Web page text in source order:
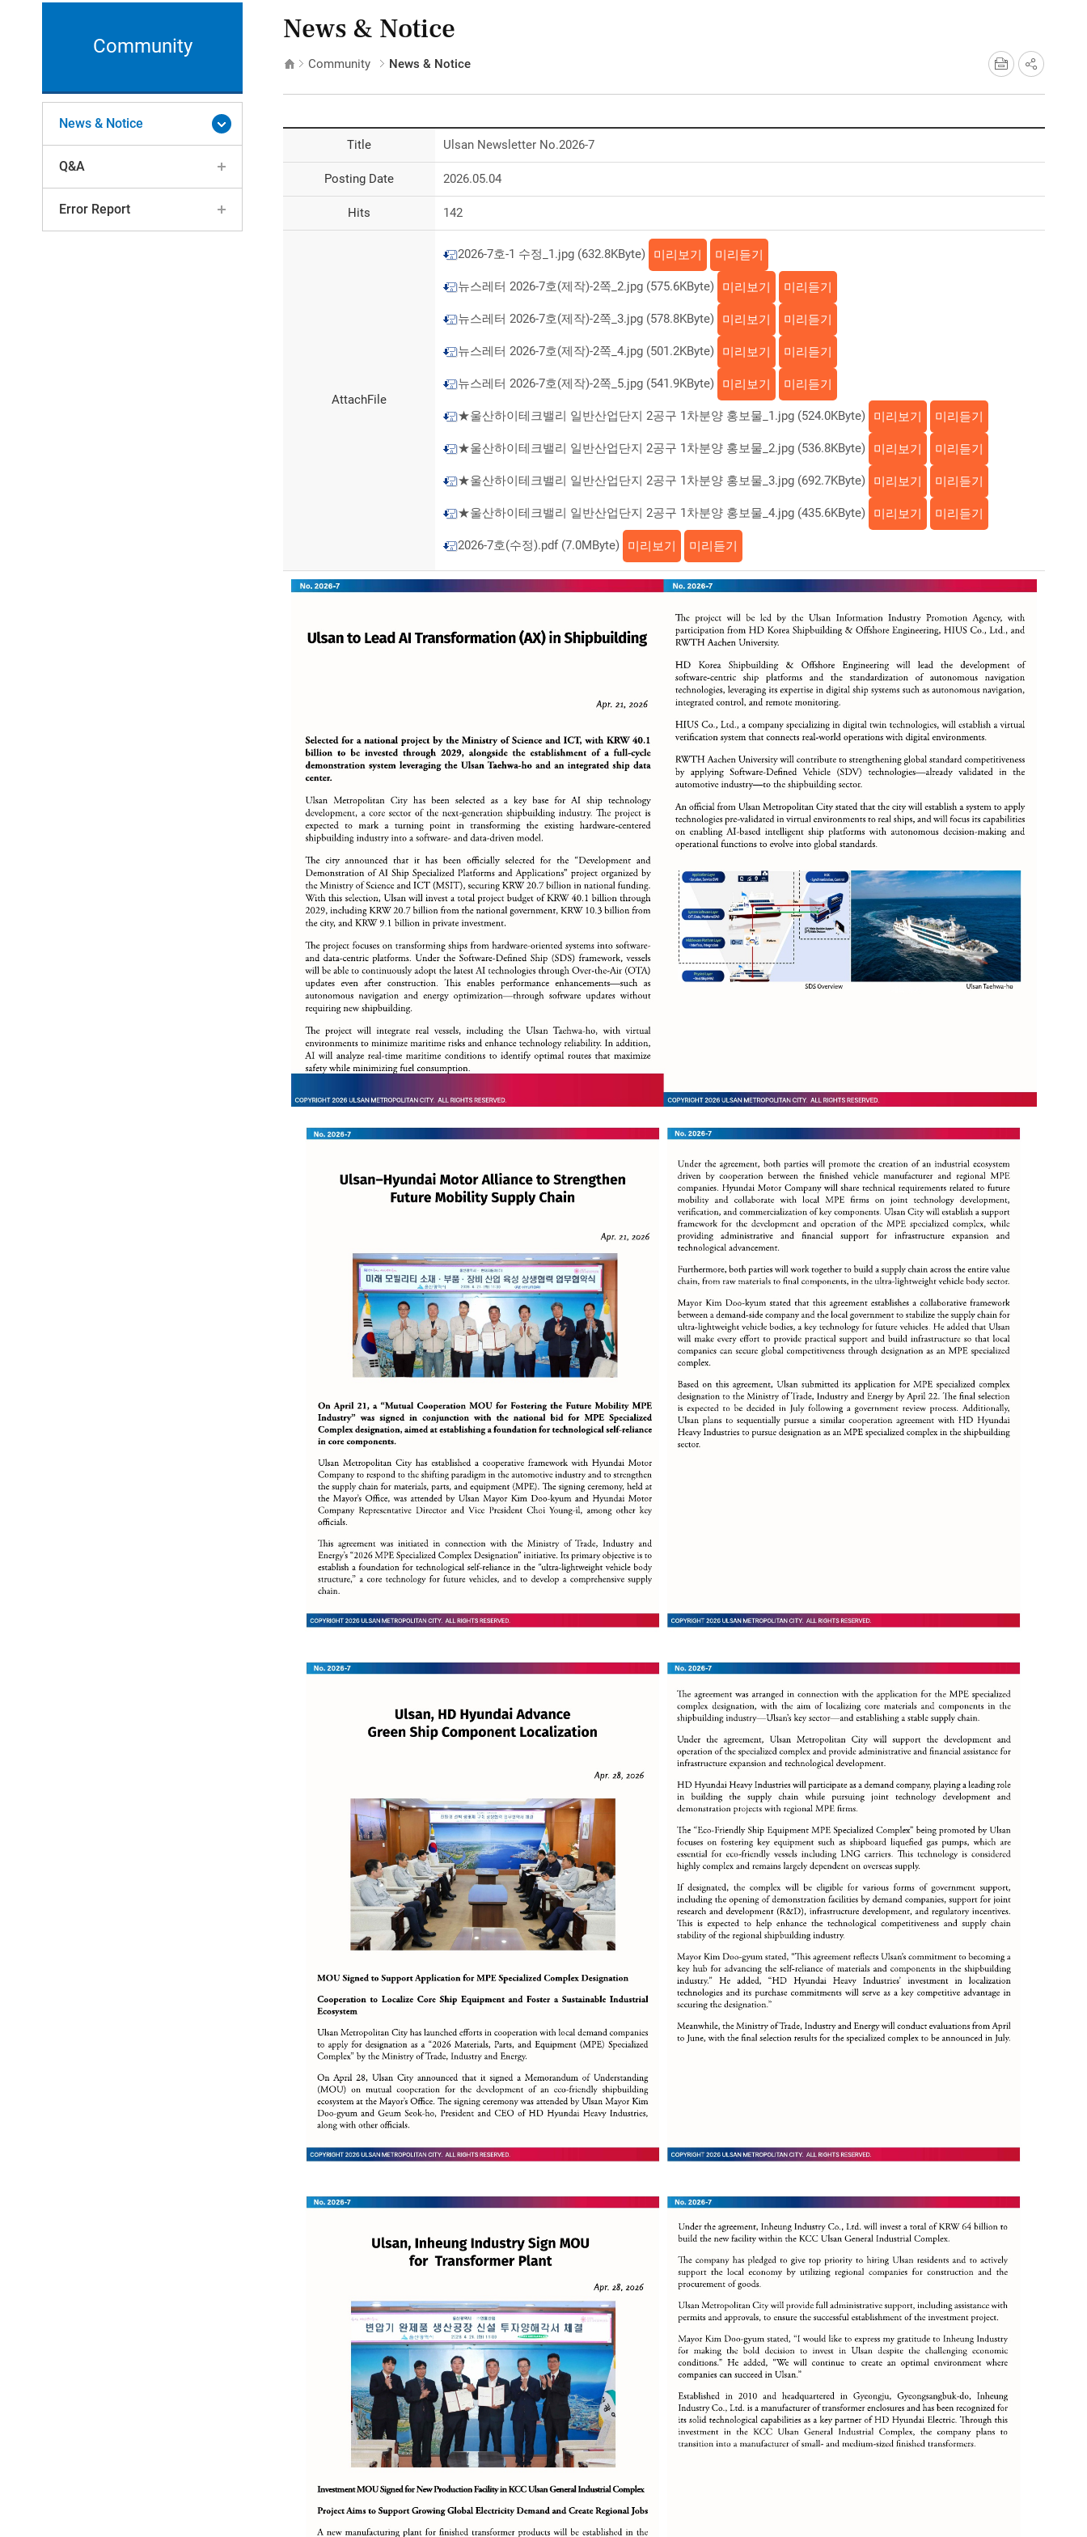
Community
News & Notice
Q&A
Error Report
News & Notice
Community News & Notice
Title Ulsan Newsletter No.2026-7
Posting Date 2026.05.04
Hits 142
AttachFile
2026-7호-1 수정_1.jpg (632.8KByte) 미리보기 미리듣기
뉴스레터 2026-7호(제작)-2쪽_2.jpg (575.6KByte) 미리보기 미리듣기
뉴스레터 2026-7호(제작)-2쪽_3.jpg (578.8KByte) 미리보기 미리듣기
뉴스레터 2026-7호(제작)-2쪽_4.jpg (501.2KByte) 미리보기 미리듣기
뉴스레터 2026-7호(제작)-2쪽_5.jpg (541.9KByte) 미리보기 미리듣기
★울산하이테크밸리 일반산업단지 2공구 1차분양 홍보물_1.jpg (524.0KByte) 미리보기 미리듣기
★울산하이테크밸리 일반산업단지 2공구 1차분양 홍보물_2.jpg (536.8KByte) 미리보기 미리듣기
★울산하이테크밸리 일반산업단지 2공구 1차분양 홍보물_3.jpg (692.7KByte) 미리보기 미리듣기
★울산하이테크밸리 일반산업단지 2공구 1차분양 홍보물_4.jpg (435.6KByte) 미리보기 미리듣기
2026-7호(수정).pdf (7.0MByte) 미리보기 미리듣기